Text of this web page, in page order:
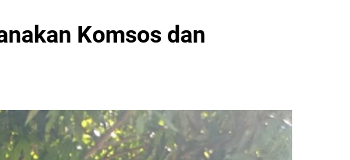
Komsos dan